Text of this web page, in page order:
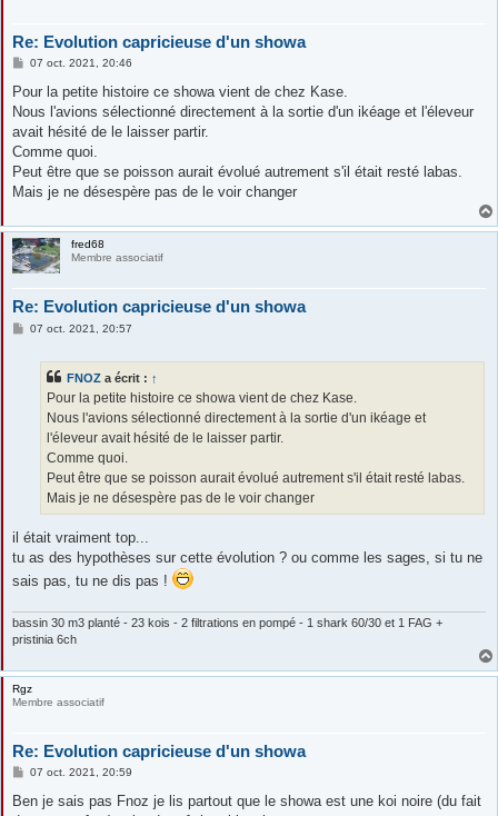
Re: Evolution capricieuse d'un showa
M
s
a
g
07 oct. 2021, 20:46
Pour la petite histoire ce showa vient de chez Kase.
Nous l'avions sélectionné directement à la sortie d'un ikéage et l'éleveur
avait hésité de le laisser partir.
Comme quoi.
Peut être que se poisson aurait évolué autrement s'il était resté labas.
Mais je ne désespère pas de le voir changer
fred68
Membre associatif
Re: Evolution capricieuse d'un showa
M07 oct. 2021, 20:57
FNOZ a écrit : ↑
Pour la petite histoire ce showa vient de chez Kase.
Nous l'avions sélectionné directement à la sortie d'un ikéage et
l'éleveur avait hésité de le laisser partir.
Comme quoi.
Peut être que se poisson aurait évolué autrement s'il était resté labas.
Mais je ne désespère pas de le voir changer
il était vraiment top...
tu as des hypothèses sur cette évolution ? ou comme les sages, si tu ne
sais pas, tu ne dis pas !
bassin 30 m3 planté - 23 kois - 2 filtrations en pompé - 1 shark 60/30 et 1 FAG +
pristinia 6ch
Rgz
Membre associatif
Re: Evolution capricieuse d'un showa
M
s
07 oct. 2021, 20:59
Ben je sais pas Fnoz je lis partout que le showa est une koi noire (du fait